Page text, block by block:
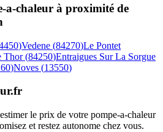
a-chaleur à proximité de
)Vedene (84270)Le Pontet
Thor (84250)Entraigues Sur La Sorgue
)Noves (13550)
.fr
le prix de votre pompe-a-chaleur
et restez autonome chez vous.